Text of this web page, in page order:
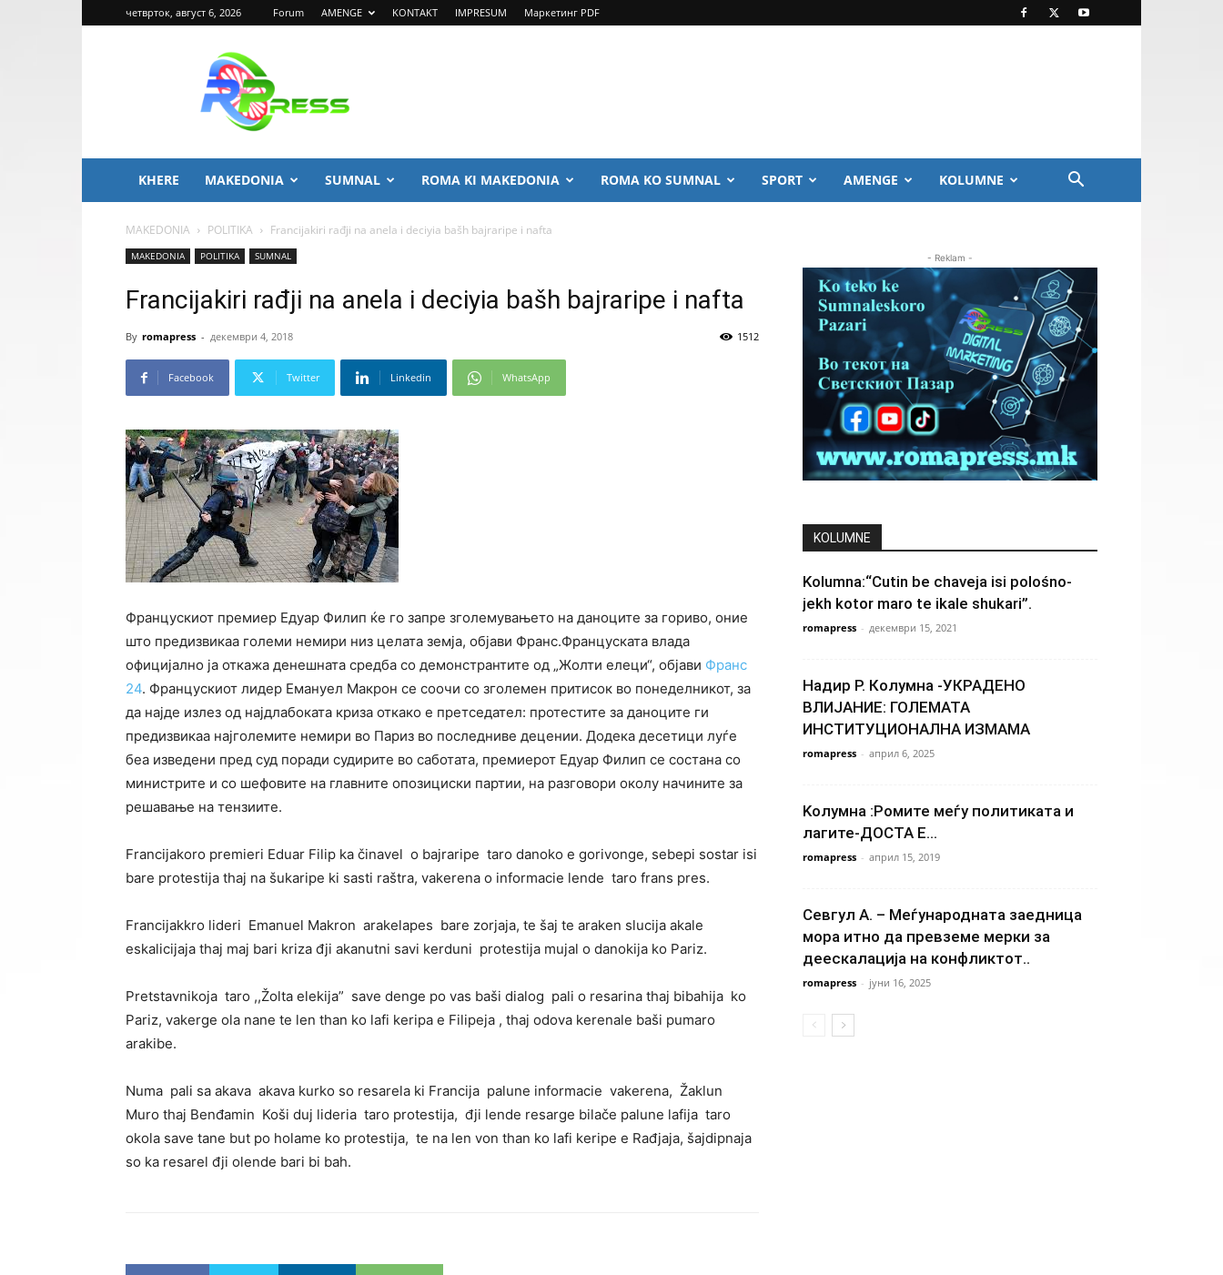
четврток, август 6, 2026 Forum AMENGE KONTAKT IMPRESUM Маркетинг PDF
PRESS
KHERE MAKEDONIA SUMNAL ROMA KI MAKEDONIA ROMA KO SUMNAL SPORT AMENGE KOLUMNE
MAKEDONIA POLITIKA Francijakiri rađji na anela i deciyia bašh bajraripe i nafta
MAKEDONIA POLITIKA SUMNAL
Francijakiri rađji na anela i deciyia bašh bajraripe i nafta
By romapress - декември 4, 2018 1512
Facebook Twitter Linkedin WhatsApp
Францускиот премиер Едуар Филип ќе го запре зголемувањето на даноците за гориво, оние
што предизвикаа големи немири низ целата земја, објави Франс.Француската влада
официјално ја откажа денешната средба со демонстрантите од „Жолти елеци“, објави Франс
24. Францускиот лидер Емануел Макрон се соочи со зголемен притисок во понеделникот, за
да најде излез од најдлабоката криза откако е претседател: протестите за даноците ги
предизвикаа најголемите немири во Париз во последниве децении. Додека десетици луѓе
беа изведени пред суд поради судирите во саботата, премиерот Едуар Филип се состана со
министрите и со шефовите на главните опозициски партии, на разговори околу начините за
решавање на тензиите.
Francijakoro premieri Eduar Filip ka činavel o bajraripe taro danoko e gorivonge, sebepi sostar isi
bare protestija thaj na šukaripe ki sasti raštra, vakerena o informacie lende taro frans pres.
Francijakkro lideri Emanuel Makron arakelapes bare zorjaja, te šaj te araken slucija akale
eskalicijaja thaj maj bari kriza đji akanutni savi kerduni protestija mujal o danokija ko Pariz.
Pretstavnikoja taro ,,Žolta elekija” save denge po vas baši dialog pali o resarina thaj bibahija ko
Pariz, vakerge ola nane te len than ko lafi keripa e Filipeja , thaj odova kerenale baši pumaro
arakibe.
Numa pali sa akava akava kurko so resarela ki Francija palune informacie vakerena, Žaklun
Muro thaj Benđamin Koši duj lideria taro protestija, đji lende resarge bilače palune lafija taro
okola save tane but po holame ko protestija, te na len von than ko lafi keripe e Rađjaja, šajdipnaja
so ka resarel đji olende bari bi bah.
- Reklam -
KOLUMNE
Kolumna:“Cutin be chaveja isi polośno-
jekh kotor maro te ikale shukari”.
romapress - декември 15, 2021
Надир Р. Колумна -УКРАДЕНО
ВЛИЈАНИЕ: ГОЛЕМАТА
ИНСТИТУЦИОНАЛНА ИЗМАМА
romapress - април 6, 2025
Kолумна :Ромите меѓу политиката и
лагите-ДОСТА Е…
romapress - април 15, 2019
Севгул А. – Меѓународната заедница
мора итно да превземе мерки за
деескалација на конфликтот..
romapress - јуни 16, 2025